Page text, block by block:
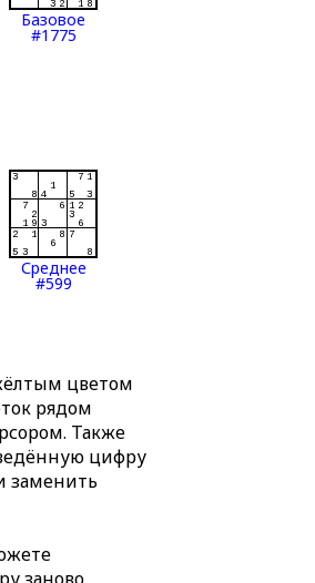
Базовое
#1775
Среднее
#599
цветом
рядом
Также
цифру
заменить